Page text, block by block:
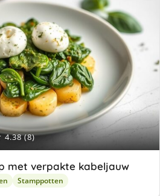
4.38 (8)
met verpakte kabeljauw
Stamppotten